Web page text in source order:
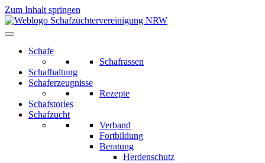
Zum Inhalt springen
Schafe
Schafrassen
Schafhaltung
Schaferzeugnisse
Rezepte
Schafstories
Schafzucht
Verband
Fortbildung
Beratung
Herdenschutz